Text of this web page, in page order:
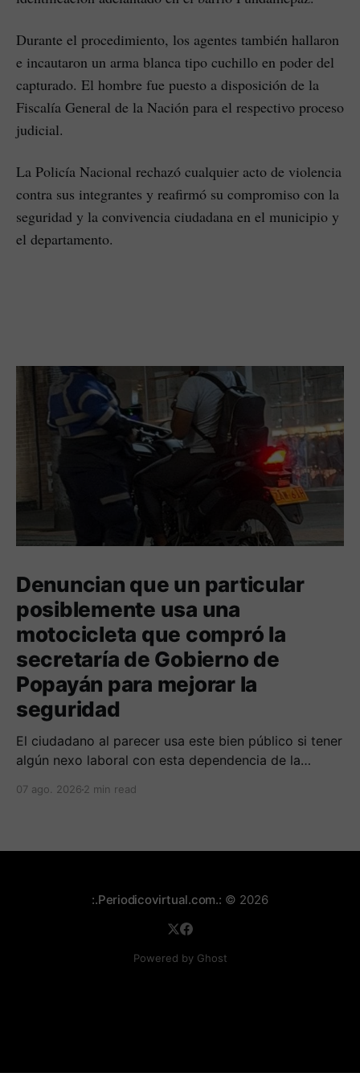
Durante el procedimiento, los agentes también hallaron
e incautaron un arma blanca tipo cuchillo en poder del
capturado. El hombre fue puesto a disposición de la
Fiscalía General de la Nación para el respectivo proceso
judicial.
La Policía Nacional rechazó cualquier acto de violencia
contra sus integrantes y reafirmó su compromiso con la
seguridad y la convivencia ciudadana en el municipio y
el departamento.
Denuncian que un particular
posiblemente usa una
motocicleta que compró la
secretaría de Gobierno de
Popayán para mejorar la
seguridad
El ciudadano al parecer usa este bien público si tener
algún nexo laboral con esta dependencia de la
municipales frente al tema.
07 ago. 2026 2 min read
:.Periodicovirtual.com.: © 2026
Powered by Ghost